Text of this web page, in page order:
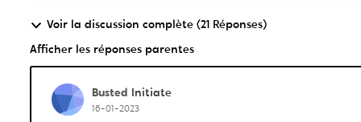
Voir la discussion complète (21 Réponses)
Afficher les réponses parentes
Busted Initiate
16-01-2023